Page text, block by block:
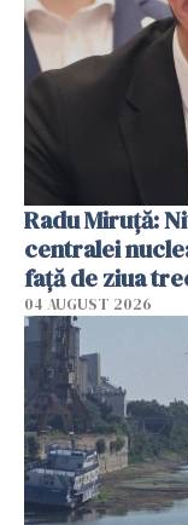
Radu Miruţă:
centralei
faţă de ziua
04 AUGUST 2026